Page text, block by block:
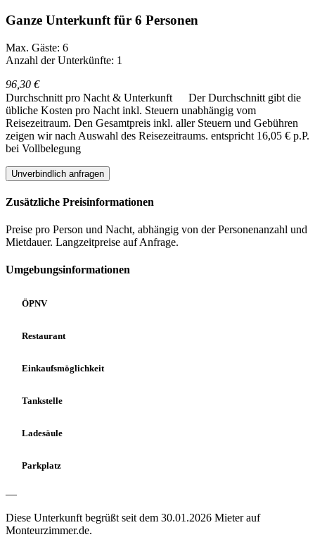
Ganze Unterkunft für 6 Personen
Max. Gäste: 6
Anzahl der Unterkünfte: 1
96,30 €
Durchschnitt pro Nacht & Unterkunft
Der Durchschnitt gibt die
übliche Kosten pro Nacht inkl. Steuern unabhängig vom
Reisezeitraum. Den Gesamtpreis inkl. aller Steuern und Gebühren
zeigen wir nach Auswahl des Reisezeitraums. entspricht 16,05 € p.P.
bei Vollbelegung
Unverbindlich anfragen
Zusätzliche Preisinformationen
Preise pro Person und Nacht, abhängig von der Personenanzahl und
Mietdauer. Langzeitpreise auf Anfrage.
Umgebungsinformationen
ÖPNV
Restaurant
Einkaufsmöglichkeit
Tankstelle
Ladesäule
Parkplatz
—
Diese Unterkunft begrüßt seit dem 30.01.2026 Mieter auf
Monteurzimmer.de.